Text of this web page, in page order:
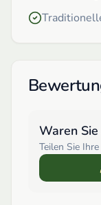
Waren
Teilen Sie